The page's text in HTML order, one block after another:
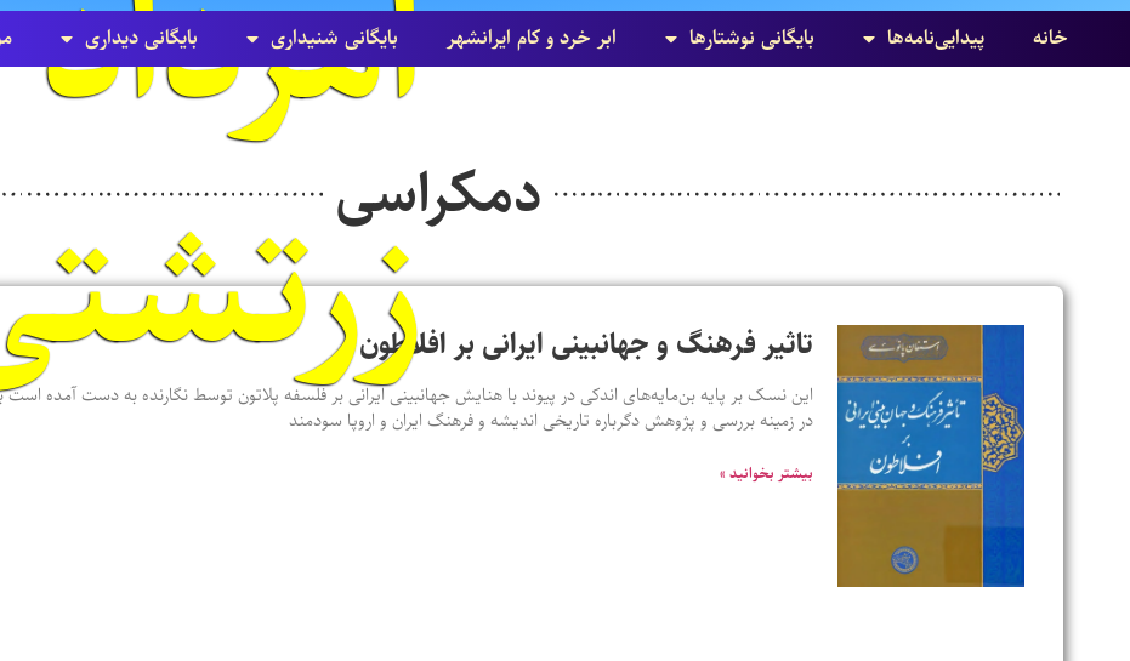
خانه پیدایی‌نامه‌ها بایگانی نوشتارها ابر خرد و کام ایرانشهر بایگانی شنيداری بایگانی ديداری
دمکراسی
تاثیر فرهنگ و جهانبینی ایرانی بر افلاطون
این نسک بر پایه بن‌مایه‌های اندکی در پیوند با هنایش جهانبینی ایرانی بر فلسفه پلاتون توسط نگارنده به دست آمده است
در زمینه بررسی و پژوهش دگرباره تاریخی اندیشه و فرهنگ ایران و اروپا سودمند
بیشتر بخوانید »